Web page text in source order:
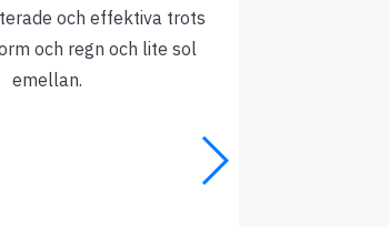
och effektiva trots
och regn och lite sol
emellan.